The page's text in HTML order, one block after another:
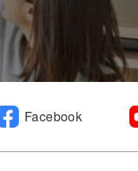
Facebook